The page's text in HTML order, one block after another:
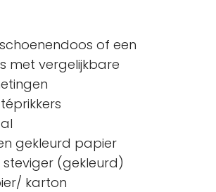
of een
met vergelijkbare
gekleurd papier
(gekleurd)
karton